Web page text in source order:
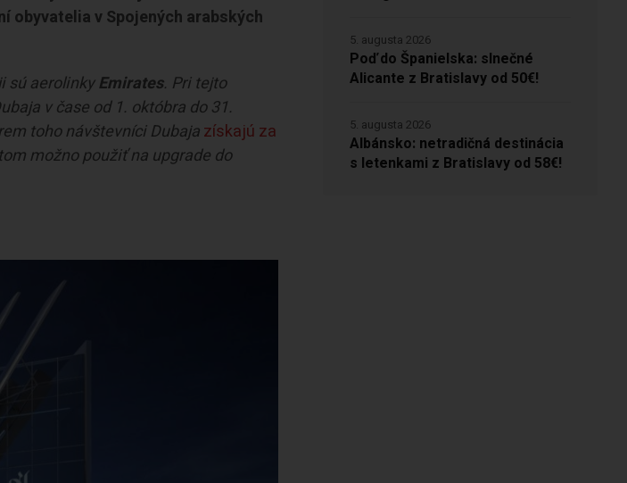
obyvatelia v Spojených arabských
sú aerolinkyEmirates. Pri tejto
v čase od 1. októbra do 31.
toho návštevníci Dubajazískajú za
možno použiť na upgrade do
Poď do Španielska: slnečné
Alicante z Bratislavy od 50€!
5. augusta 2026
Albánsko: netradičná destinácia
s letenkami z Bratislavy od 58€!
5. augusta 2026